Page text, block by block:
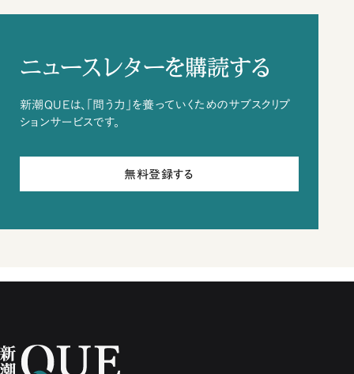
ニュースレターを購読する
新潮QUEは、「問う力」を養っていくためのサブスクリプ
ションサービスです。
無料登録する